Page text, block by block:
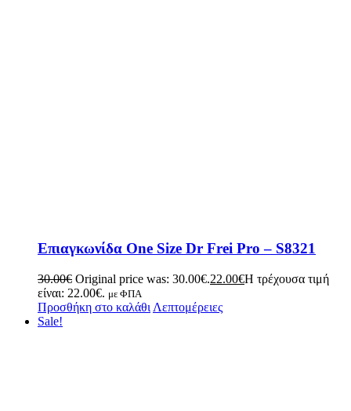
Επιαγκωνίδα One Size Dr Frei Pro – S8321
30.00€ Original price was: 30.00€.22.00€Η τρέχουσα τιμή
είναι: 22.00€. με ΦΠΑ
Προσθήκη στο καλάθι Λεπτομέρειες
Sale!